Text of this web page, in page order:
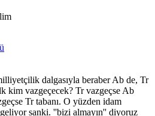
dalgasıyla beraber Ab de, Tr
kim vazgeçecek? Tr vazgeçse Ab
Tr tabanı. O yüzden idam
sanki. ''bizi almayın'' diyoruz